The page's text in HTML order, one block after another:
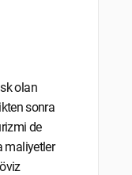
olan
sonra
de
maliyetler